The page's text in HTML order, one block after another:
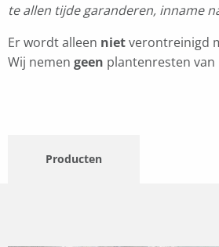
te allen tijde garanderen, inname
Er wordt alleen nietverontreinigd
Wij nemen geen plantenresten van
Producten